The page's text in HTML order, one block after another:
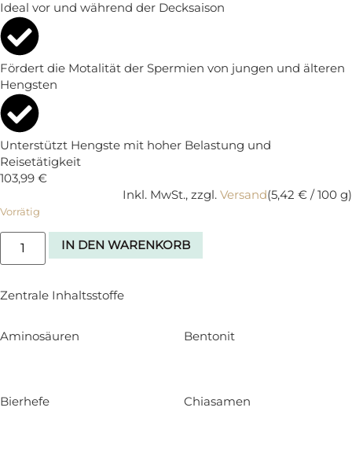
Ideal vor und während der Decksaison
Fördert die Motalität der Spermien von jungen und älteren
Hengsten
Unterstützt Hengste mit hoher Belastung und
Reisetätigkeit
103,99 €
Inkl. MwSt., zzgl. Versand(5,42 € / 100 g)
Vorrätig
IN DEN WARENKORB
Zentrale Inhaltsstoffe
Aminosäuren Bentonit
Bierhefe Chiasamen